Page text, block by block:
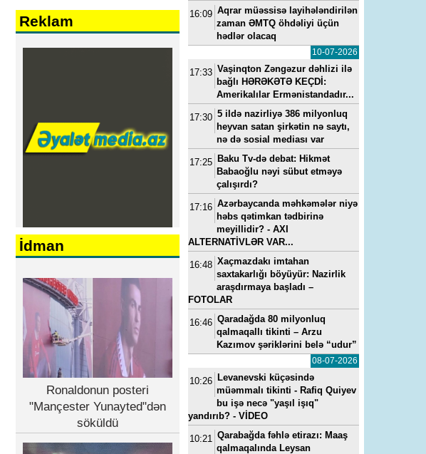
Reklam
İdman
Ronaldonun posteri
"Mançester Yunayted"dən
söküldü
16:09 Aqrar müəssisə layihələndirilən
zaman ƏMTQ öhdəliyi üçün
hədlər olacaq
10-07-2026
17:33 Vaşinqton Zəngəzur dəhlizi ilə
bağlı HƏRƏKƏTƏ KEÇDİ:
Amerikalılar Ermənistandadır...
17:30 5 ildə nazirliyə 386 milyonluq
heyvan satan şirkətin nə saytı,
nə də sosial mediası var
17:25 Baku Tv-də debat: Hikmət
Babaoğlu nəyi sübut etməyə
çalışırdı?
17:16 Azərbaycanda məhkəmələr niyə
həbs qətimkan tədbirinə
meyillidir? - AXI
ALTERNATİVLƏR VAR...
16:48 Xaçmazdakı imtahan
saxtakarlığı böyüyür: Nazirlik
araşdırmaya başladı –
FOTOLAR
16:46 Qaradağda 80 milyonluq
qalmaqallı tikinti – Arzu
Kazımov şəriklərini belə “udur”
08-07-2026
10:26 Levanevski küçəsində
müəmmalı tikinti - Rafiq Quiyev
bu işə necə "yaşıl işıq"
yandırıb? - VİDEO
10:21 Qarabağda fəhlə etirazı: Maaş
qalmaqalında Leysan